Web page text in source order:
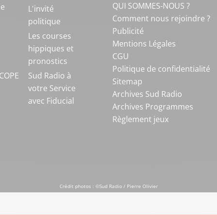
L'invité
politique
Les courses
hippiques et
pronostics
Sud Radio à
votre Service
avec Fiducial
QUI SOMMES-NOUS ?
Comment nous rejoindre ?
Publicité
Mentions Légales
CGU
Politique de confidentialité
Sitemap
Archives Sud Radio
Archives Programmes
Règlement jeux
Crédit photos : ©Sud Radio / Pierre Olivier